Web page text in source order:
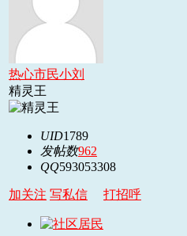
热心市民小刘
精灵王
UID1789
发帖数962
QQ593053308
加关注 写私信 打招呼